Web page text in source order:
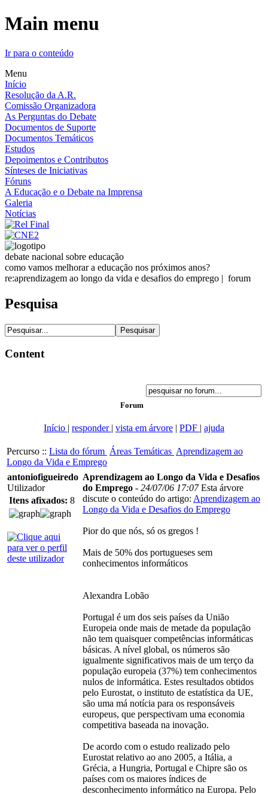
Main menu
Ir para o conteúdo
Menu
Início
Resolução da A.R.
Comissão Organizadora
As Perguntas do Debate
Documentos de Suporte
Documentos Temáticos
Estudos
Depoimentos e Contributos
Sínteses de Iniciativas
Fóruns
A Educação e o Debate na Imprensa
Galeria
Notícias
debate nacional sobre educação
como vamos melhorar a educação nos próximos anos?
re:aprendizagem ao longo da vida e desafios do emprego | forum
Pesquisa
Content
Forum
Início | responder | vista em árvore | PDF | ajuda
Percurso :: Lista do fórum Áreas Temáticas Aprendizagem ao
Longo da Vida e Emprego
antoniofigueiredo
Utilizador
Itens afixados: 8
Aprendizagem ao Longo da Vida e Desafios
do Emprego - 24/07/06 17:07 Esta árvore
discute o conteúdo do artigo: Aprendizagem ao
Longo da Vida e Desafios do Emprego
Pior do que nós, só os gregos !
Mais de 50% dos portugueses sem
conhecimentos informáticos
Alexandra Lobão
Portugal é um dos seis países da União
Europeia onde mais de metade da população
não tem quaisquer competências informáticas
básicas. A nível global, os números são
igualmente significativos mais de um terço da
população europeia (37%) tem conhecimentos
nulos de informática. Estes resultados obtidos
pelo Eurostat, o instituto de estatística da UE,
são uma má notícia para os responsáveis
europeus, que perspectivam uma economia
competitiva baseada na inovação.
De acordo com o estudo realizado pelo
Eurostat relativo ao ano 2005, a Itália, a
Grécia, a Hungria, Portugal e Chipre são os
países com os maiores índices de
desconhecimento informático na Europa. Pelo